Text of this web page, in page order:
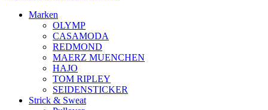
Marken
OLYMP
CASAMODA
REDMOND
MAERZ MUENCHEN
HAJO
TOM RIPLEY
SEIDENSTICKER
Strick & Sweat